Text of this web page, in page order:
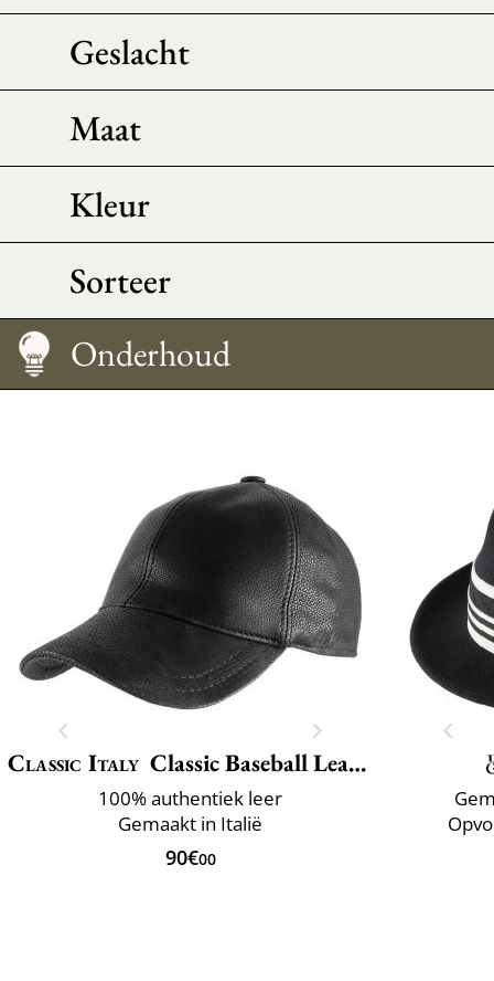
Geslacht
Maat
Kleur
Sorteer
Onderhoud
Maattabel
Onderhoud
Classic Italy Classic Baseball Leather
100% authentiek leer
Gemaakt in Italië
90€00